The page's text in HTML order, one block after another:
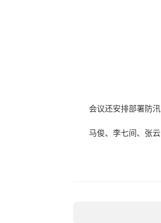
会议还安排部署防
马俊、李七间、张